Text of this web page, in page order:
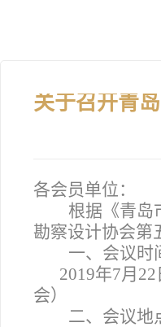
各会员单位：
根据《青岛
勘察设计协会第
一、会议时
2019年7月
会）
二、会议地